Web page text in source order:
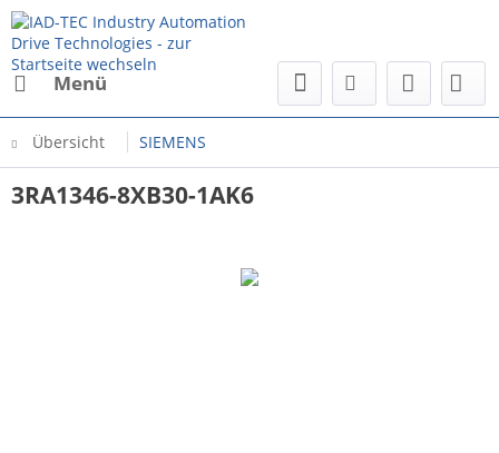
Menü
Übersicht SIEMENS
3RA1346-8XB30-1AK6